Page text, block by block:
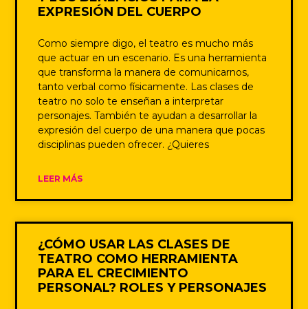
EXPRESIÓN DEL CUERPO
Como siempre digo, el teatro es mucho más
que actuar en un escenario. Es una herramienta
que transforma la manera de comunicarnos,
tanto verbal como físicamente. Las clases de
teatro no solo te enseñan a interpretar
personajes. También te ayudan a desarrollar la
expresión del cuerpo de una manera que pocas
disciplinas pueden ofrecer. ¿Quieres
LEER MÁS
¿CÓMO USAR LAS CLASES DE
TEATRO COMO HERRAMIENTA
PARA EL CRECIMIENTO
PERSONAL? ROLES Y PERSONAJES